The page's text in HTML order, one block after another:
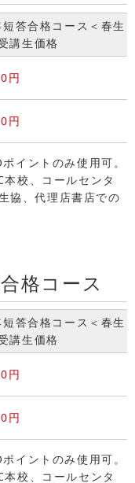
答合格コース＜春生
講生価格
円
円
イントのみ使用可。
校、コールセンタ
協、代理店書店での
格コース
答合格コース＜春生
講生価格
円
円
イントのみ使用可。
校、コールセンタ